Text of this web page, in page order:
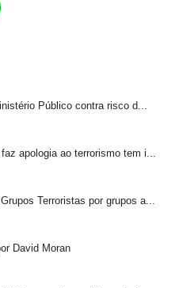
Público contra risco d...
apologia ao terrorismo tem i...
Terroristas por grupos a...
David Moran